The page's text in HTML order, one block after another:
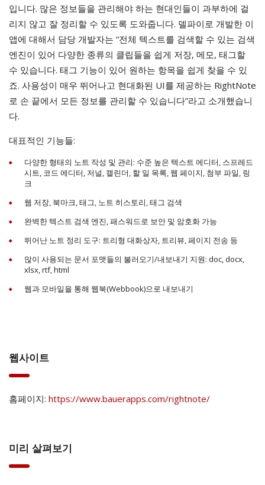
입니다. 많은 정보들을 관리해야 하는 현대인들이 과부하에 걸
리지 않고 잘 정리할 수 있도록 도와줍니다. 델파이로 개발한 이
앱에 대해서 담당 개발자는 “전체 텍스트를 검색할 수 있는 검색
엔진이 있어 다양한 종류의 클립들을 쉽게 저장, 메모, 태그할
수 있습니다. 태그 기능이 있어 원하는 항목을 쉽게 찾을 수 있
죠. 사용성이 매우 뛰어나고 현대화된 UI를 제공하는 RightNote
로 손 끝에서 모든 정보를 관리할 수 있습니다”라고 소개했습니
다.
대표적인 기능들:
다양한 형태의 노트 작성 및 관리: 수준 높은 텍스트 에디터, 스프레드
시트, 코드 에디터, 저널, 캘린더, 할 일 목록, 웹 페이지, 첨부 파일, 링
크
웹 저장, 북마크, 태그, 노트 히스토리, 태그 검색
완벽한 텍스트 검색 엔진, 패스워드로 보안 및 암호화 가능
뛰어난 노트 정리 도구: 트리형 대화상자, 트리뷰, 페이지 전송 등
많이 사용되는 문서 포맷들의 불러오기/내보내기 지원: doc, docx,
xlsx, rtf, html
웹과 모바일을 통해 웹북(Webbook)으로 내보내기
웹사이트
홈페이지: https://www.bauerapps.com/rightnote/
미리 살펴보기